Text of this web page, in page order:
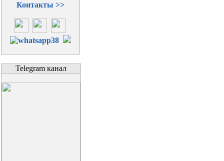
Контакты >>
Telegram канал